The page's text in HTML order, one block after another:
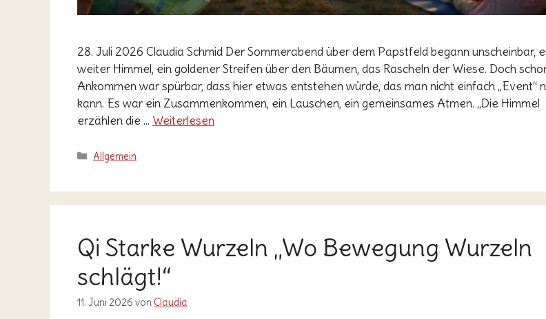
28. Juli 2026 Claudia Schmid Der Sommerabend über dem Papstfeld begann unscheinbar,
weiter Himmel, ein goldener Streifen über den Bäumen, das Rascheln der Wiese. Doch
Ankommen war spürbar, dass hier etwas entstehen würde, das man nicht einfach „Event“
kann. Es war ein Zusammenkommen, ein Lauschen, ein gemeinsames Atmen. „Die Himmel
erzählen die … Weiterlesen
Kategorien
Allgemein
Qi Starke Wurzeln „Wo Bewegung Wurzeln
schlägt!“
11. Juni 2026 von Claudia